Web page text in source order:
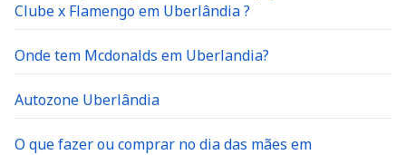
Clube x Flamengo em Uberlândia ?
Onde tem Mcdonalds em Uberlandia?
Autozone Uberlândia
O que fazer ou comprar no dia das mães em